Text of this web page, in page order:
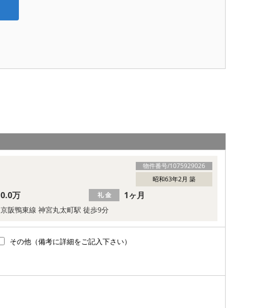
物件番号/1075929026
昭和63年2月 築
京阪鴨東線 神宮丸太町駅 徒歩9分
0.0万 礼 金 1ヶ月
その他（備考に詳細をご記入下さい）